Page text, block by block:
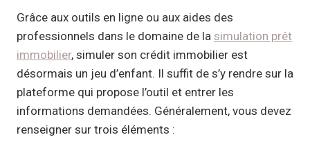
Grâce aux outils en ligne ou aux aides des
professionnels dans le domaine de la simulation prêt
immobilier, simuler son crédit immobilier est
désormais un jeu d’enfant. Il suffit de s’y rendre sur la
plateforme qui propose l’outil et entrer les
informations demandées. Généralement, vous devez
renseigner sur trois éléments :